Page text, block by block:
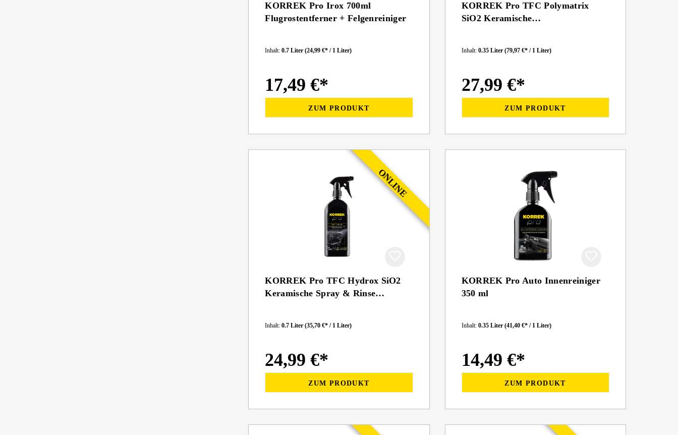
KORREK Pro Irox 700ml
Flugrostentferner + Felgenreiniger
Inhalt:0.7 Liter(24,99 €* / 1 Liter)
17,49 €*
ZUM PRODUKT
KORREK Pro TFC Polymatrix
SiO2 Keramische
Inhalt: 0.35 Liter (79,97 €* / 1 Liter)
27,99 €*
ZUM PRODUKT
KORREK Pro TFC Hydrox SiO2
Keramische Spray & Rinse
Inhalt:0.7 Liter(35,70 €* / 1 Liter)
24,99 €*
ZUM PRODUKT
KORREK Pro Auto Innenreiniger
350 ml
Inhalt: 0.35 Liter (41,40 €* / 1 Liter)
14,49 €*
ZUM PRODUKT